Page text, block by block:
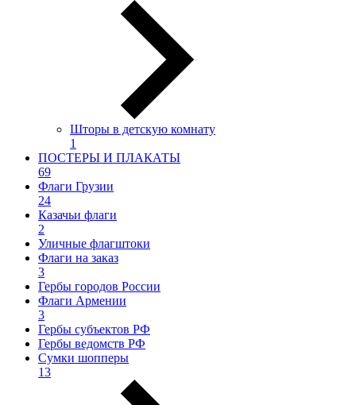
Шторы в детскую комнату
1
ПОСТЕРЫ И ПЛАКАТЫ
69
Флаги Грузии
24
Казачьи флаги
2
Уличные флагштоки
Флаги на заказ
3
Гербы городов России
Флаги Армении
3
Гербы субъектов РФ
Гербы ведомств РФ
Сумки шопперы
13